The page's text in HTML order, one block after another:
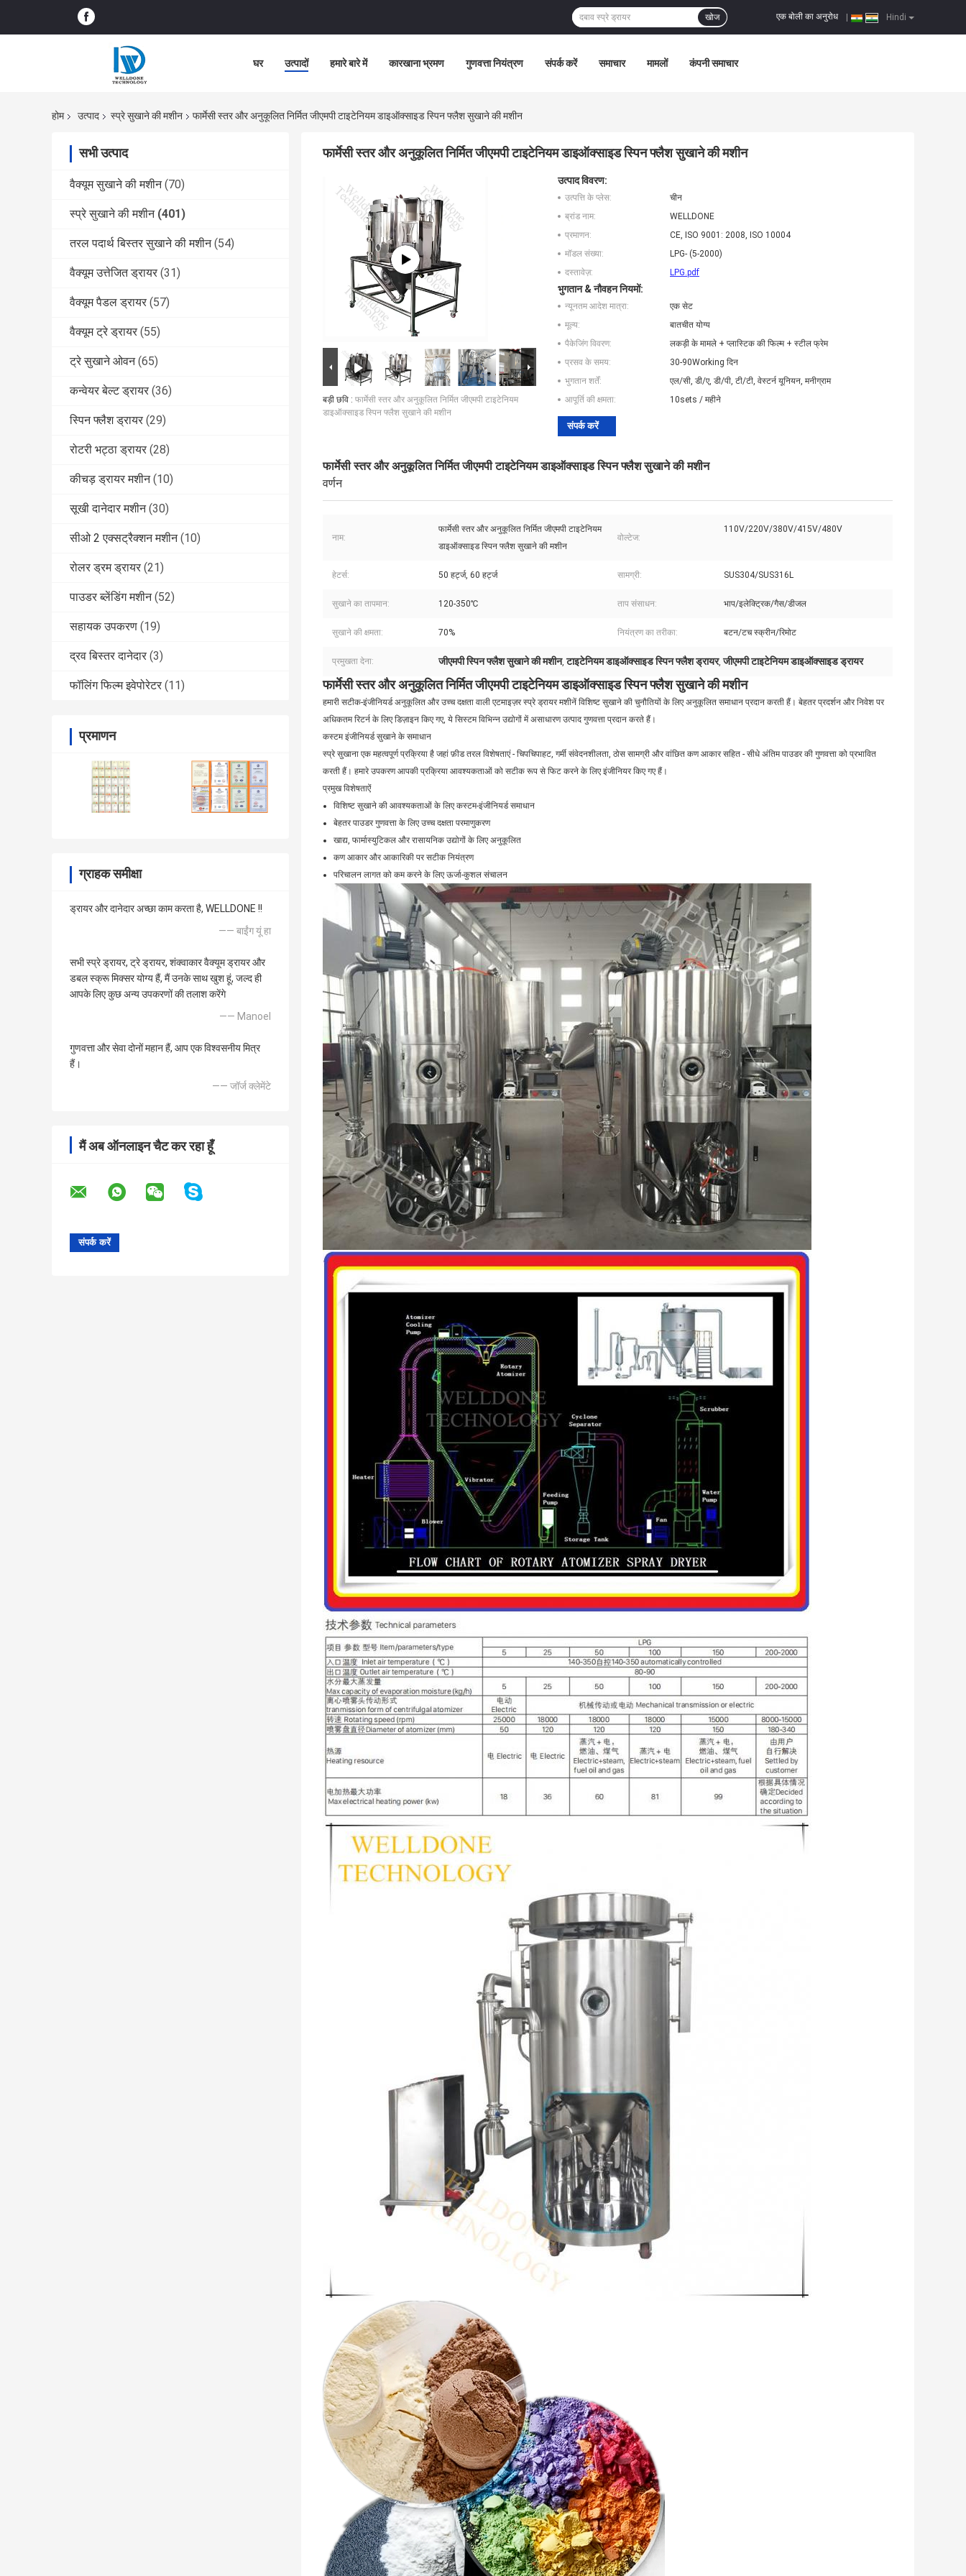
Hindi
एक बोली का अनुरोध
खोज
घर उत्पादों हमारे बारे में कारखाना भ्रमण गुणवत्ता नियंत्रण संपर्क करें समाचार मामलों कंपनी समाचार
होम उत्पाद स्प्रे सुखाने की मशीन फार्मेसी स्तर और अनुकूलित निर्मित जीएमपी टाइटेनियम डाइऑक्साइड स्पिन फ्लैश सुखाने की मशीन
सभी उत्पाद
वैक्यूम सुखाने की मशीन (70)
स्प्रे सुखाने की मशीन (401)
तरल पदार्थ बिस्तर सुखाने की मशीन (54)
वैक्यूम उत्तेजित ड्रायर (31)
वैक्यूम पैडल ड्रायर (57)
वैक्यूम ट्रे ड्रायर (55)
ट्रे सुखाने ओवन (65)
कन्वेयर बेल्ट ड्रायर (36)
स्पिन फ्लैश ड्रायर (29)
रोटरी भट्ठा ड्रायर (28)
कीचड़ ड्रायर मशीन (10)
सूखी दानेदार मशीन (30)
सीओ 2 एक्सट्रैक्शन मशीन (10)
रोलर ड्रम ड्रायर (21)
पाउडर ब्लेंडिंग मशीन (52)
सहायक उपकरण (19)
द्रव बिस्तर दानेदार (3)
फॉलिंग फिल्म इवेपोरेटर (11)
प्रमाणन
ग्राहक समीक्षा
ड्रायर और दानेदार अच्छा काम करता है, WELLDONE !!
—— बाईंग यूं हा
सभी स्प्रे ड्रायर, ट्रे ड्रायर, शंक्वाकार वैक्यूम ड्रायर और
डबल स्क्रू मिक्सर योग्य हैं, मैं उनके साथ खुश हूं, जल्द ही
आपके लिए कुछ अन्य उपकरणों की तलाश करेंगे
—— Manoel
गुणवत्ता और सेवा दोनों महान हैं, आप एक विश्वसनीय मित्र
हैं।
—— जॉर्ज क्लेमेंटे
मैं अब ऑनलाइन चैट कर रहा हूँ
फार्मेसी स्तर और अनुकूलित निर्मित जीएमपी टाइटेनियम डाइऑक्साइड स्पिन फ्लैश सुखाने की मशीन
बड़ी छवि : फार्मेसी स्तर और अनुकूलित निर्मित जीएमपी टाइटेनियम
डाइऑक्साइड स्पिन फ्लैश सुखाने की मशीन
उत्पाद विवरण:
उत्पत्ति के प्लेस:
चीन
ब्रांड नाम:
WELLDONE
प्रमाणन:
CE, ISO 9001: 2008, ISO 10004
मॉडल संख्या:
LPG- (5-2000)
दस्तावेज़:
LPG.pdf
भुगतान & नौवहन नियमों:
न्यूनतम आदेश मात्रा:
एक सेट
मूल्य:
बातचीत योग्य
पैकेजिंग विवरण:
लकड़ी के मामले + प्लास्टिक की फिल्म + स्टील फ्रेम
प्रसव के समय:
30-90Working दिन
भुगतान शर्तें:
एल/सी, डी/ए, डी/पी, टी/टी, वेस्टर्न यूनियन, मनीग्राम
आपूर्ति की क्षमता:
10sets / महीने
संपर्क करें
फार्मेसी स्तर और अनुकूलित निर्मित जीएमपी टाइटेनियम डाइऑक्साइड स्पिन फ्लैश सुखाने की मशीन
वर्णन
नाम:
फार्मेसी स्तर और अनुकूलित निर्मित जीएमपी टाइटेनियम
डाइऑक्साइड स्पिन फ्लैश सुखाने की मशीन
वोल्टेज:
110V/220V/380V/415V/480V
हेटर्स: 50 हर्ट्ज, 60 हर्ट्ज सामग्री: SUS304/SUS316L
सुखाने का तापमान: 120-350℃ ताप संसाधन: भाप/इलेक्ट्रिक/गैस/डीजल
सुखाने की क्षमता: 70% नियंत्रण का तरीका: बटन/टच स्क्रीन/रिमोट
प्रमुखता देना: जीएमपी स्पिन फ्लैश सुखाने की मशीन,टाइटेनियम डाइऑक्साइड स्पिन फ्लैश ड्रायर,जीएमपी टाइटेनियम डाइऑक्साइड ड्रायर
फार्मेसी स्तर और अनुकूलित निर्मित जीएमपी टाइटेनियम डाइऑक्साइड स्पिन फ्लैश सुखाने की मशीन
हमारी सटीक-इंजीनियर्ड अनुकूलित और उच्च दक्षता वाली एटमाइज़र स्प्रे ड्रायर मशीनें विशिष्ट सुखाने की चुनौतियों के लिए अनुकूलित समाधान प्रदान करती हैं। बेहतर प्रदर्शन और निवेश पर
अधिकतम रिटर्न के लिए डिज़ाइन किए गए, ये सिस्टम विभिन्न उद्योगों में असाधारण उत्पाद गुणवत्ता प्रदान करते हैं।
कस्टम इंजीनियर्ड सुखाने के समाधान
स्प्रे सुखाना एक महत्वपूर्ण प्रक्रिया है जहां फ़ीड तरल विशेषताएं - चिपचिपाहट, गर्मी संवेदनशीलता, ठोस सामग्री और वांछित कण आकार सहित - सीधे अंतिम पाउडर की गुणवत्ता को प्रभावित
करती हैं। हमारे उपकरण आपकी प्रक्रिया आवश्यकताओं को सटीक रूप से फिट करने के लिए इंजीनियर किए गए हैं।
प्रमुख विशेषताऐं
विशिष्ट सुखाने की आवश्यकताओं के लिए कस्टम-इंजीनियर्ड समाधान
बेहतर पाउडर गुणवत्ता के लिए उच्च दक्षता परमाणुकरण
खाद्य, फार्मास्युटिकल और रासायनिक उद्योगों के लिए अनुकूलित
कण आकार और आकारिकी पर सटीक नियंत्रण
परिचालन लागत को कम करने के लिए ऊर्जा-कुशल संचालन